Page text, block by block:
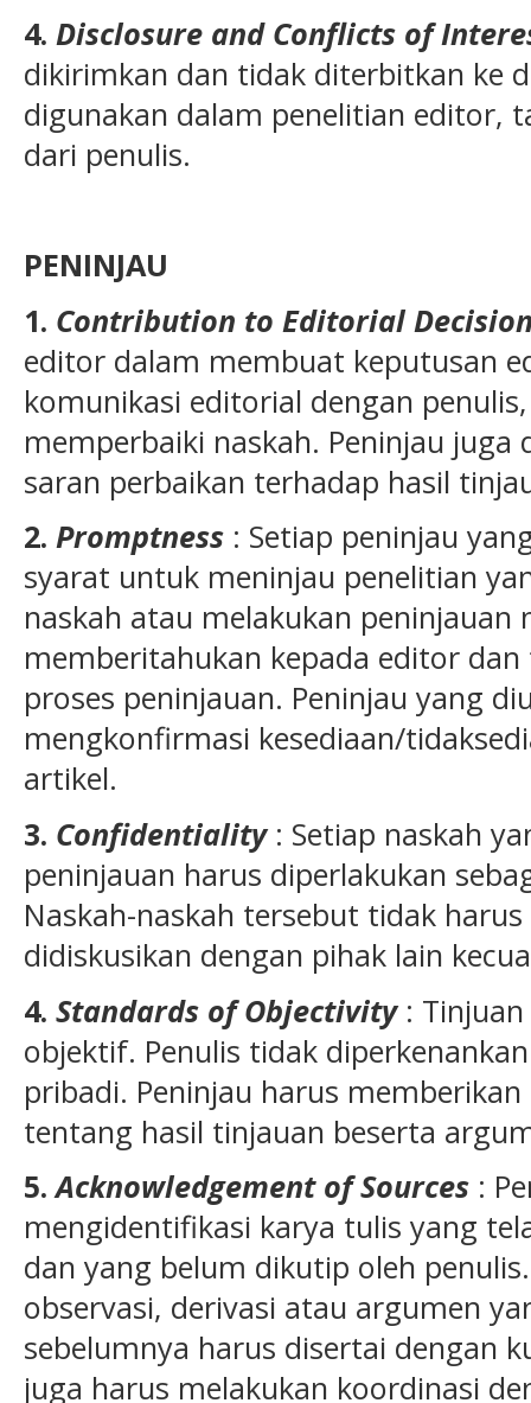
4. Disclosure and Conflicts of
dikirimkan dan tidak diterbitkan ke
digunakan dalam penelitian editor,
dari penulis.
PENINJAU
1. Contribution to Editorial
editor dalam membuat keputusan
komunikasi editorial dengan
memperbaiki naskah. Peninjau
saran perbaikan terhadap hasil
2. Promptness : Setiap peninjau
syarat untuk meninjau penelitian
naskah atau melakukan peninjauan
memberitahukan kepada editor
proses peninjauan. Peninjau yang
mengkonfirmasi kesediaan/
artikel.
3. Confidentiality: Setiap naskah
peninjauan harus diperlakukan
Naskah-naskah tersebut tidak
didiskusikan dengan pihak lain
4. Standards of Objectivity: Tinjuan
objektif. Penulis tidak
pribadi. Peninjau harus
tentang hasil tinjauan beserta
5.Acknowledgement of Sources :
mengidentifikasi karya tulis yang
dan yang belum dikutip oleh
observasi, derivasi atau argumen
sebelumnya harus disertai dengan
juga harus melakukan koordinasi